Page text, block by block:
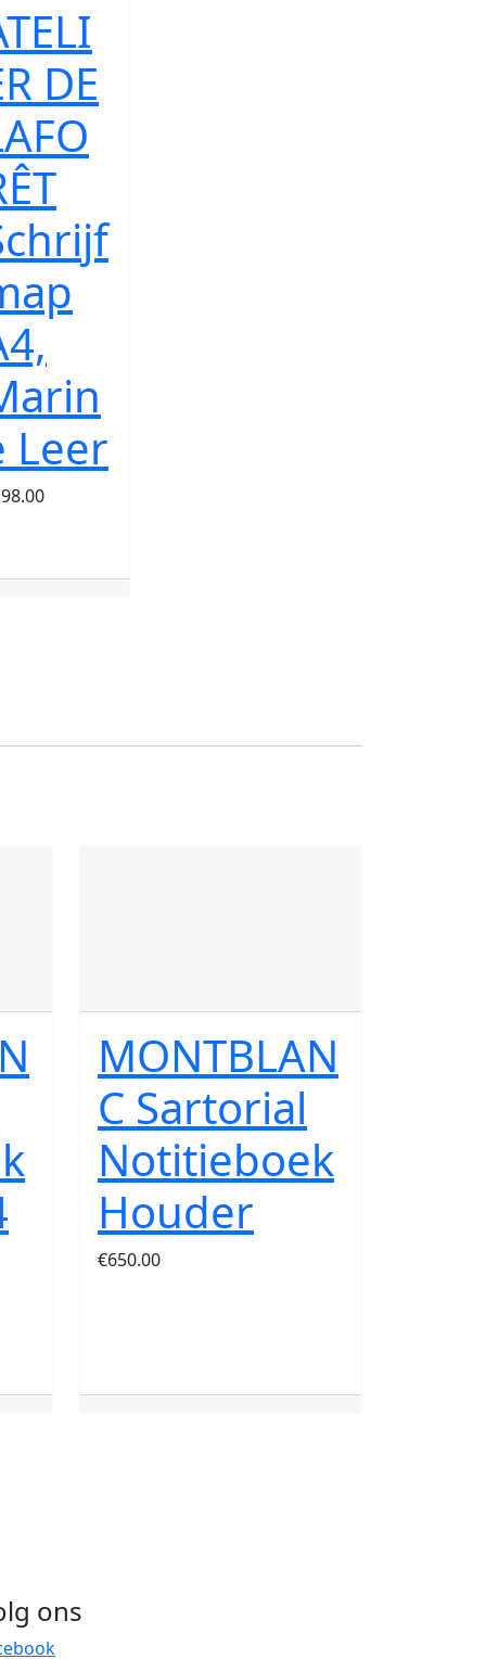
DE
Leer
MONTBLAN
C Sartorial
Notitieboek
Houder
€650.00
ons